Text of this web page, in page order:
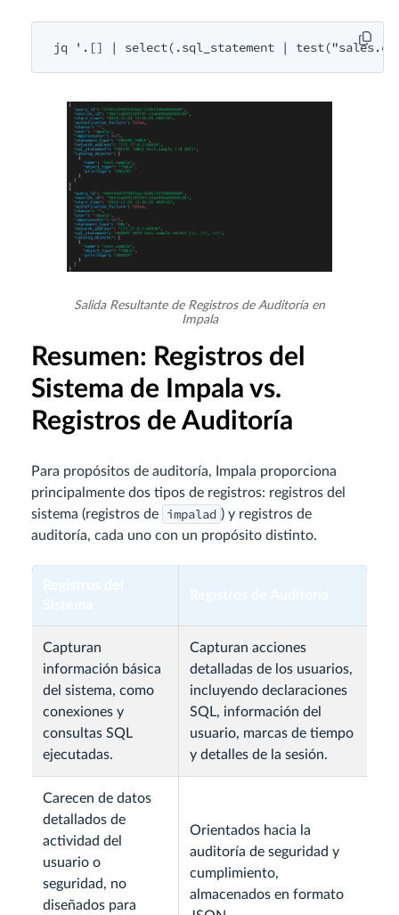
Salida Resultante de Registros de Auditoría en
Impala
Resumen: Registros del
Sistema de Impala vs.
Registros de Auditoría
Para propósitos de auditoría, Impala proporciona
principalmente dos tipos de registros: registros del
sistema (registros de
impalad ) y registros de
auditoría, cada uno con un propósito distinto.
Capturan
información básica
del sistema, como
conexiones y
consultas SQL
ejecutadas.
Capturan acciones
detalladas de los usuarios,
incluyendo declaraciones
SQL, información del
usuario, marcas de tiempo
y detalles de la sesión.
Carecen de datos
detallados de
actividad del
usuario o
seguridad, no
diseñados para
Orientados hacia la
auditoría de seguridad y
cumplimiento,
almacenados en formato